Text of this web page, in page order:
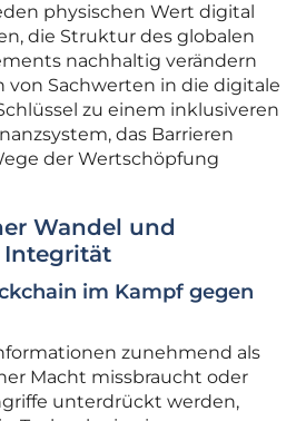
physischen Wert digital
die Struktur des globalen
nachhaltig verändern
von Sachwerten in die digitale
zu einem inklusiveren
das Barrieren
der Wertschöpfung
Wandel und
Integrität
im Kampf gegen
zunehmend als
Macht missbraucht oder
unterdrückt werden,